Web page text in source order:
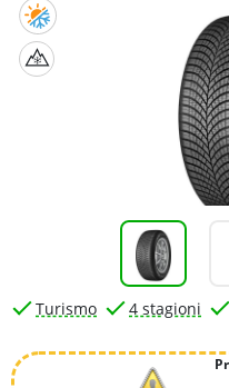
Turismo 4 stagioni